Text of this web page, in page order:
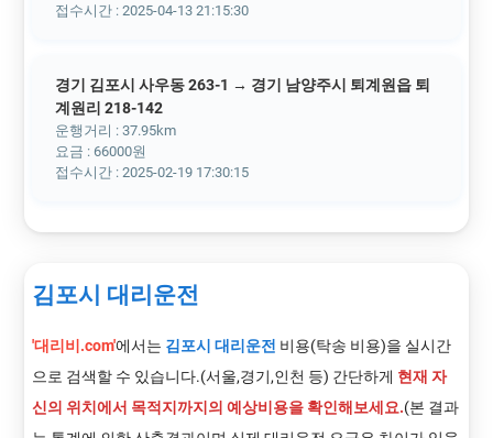
접수시간 : 2025-04-13 21:15:30
경기 김포시 사우동 263-1 → 경기 남양주시 퇴계원읍 퇴
계원리 218-142
운행거리 : 37.95km
요금 : 66000원
접수시간 : 2025-02-19 17:30:15
김포시 대리운전
'대리비.com'에서는 김포시 대리운전 비용(탁송 비용)을 실시간
으로 검색할 수 있습니다.(서울,경기,인천 등) 간단하게 현재 자
신의 위치에서 목적지까지의 예상비용을 확인해보세요.(본 결과